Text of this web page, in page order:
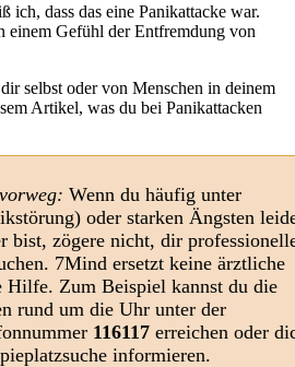
ich, dass das eine Panikattacke war.
einem Gefühl der Entfremdung von
selbst oder von Menschen in deinem
Artikel, was du bei Panikattacken
Wenn du häufig unter
oder starken Ängsten
bist, zögere nicht, dir
7Mind ersetzt keine ärztliche
Hilfe. Zum Beispiel kannst du die
rund um die Uhr unter der
116117 erreichen oder
informieren.